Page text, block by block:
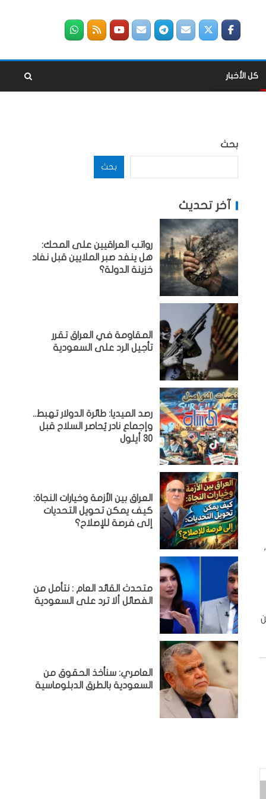
كل الأخبار
بحث
بحث
آخر تحديث
رواتب العراقيين على المحك:
هل ينفد صبر الملايين قبل نفاد
خزينة الدولة؟
المقاومة في العراق تقرر
تأجيل الرد على السعودية
رصد الميديا: طائرة الدولار تهبط..
وإجماع نادر يُحاصر السلاح قبل
30 أيلول
العراق بين الأزمة وخيارات النجاة:
كيف يمكن تحويل التحديات
إلى فرصة للإصلاح؟
متحدث القائد العام : نتأمل من
الفصائل ألا ترد على السعودية
العامري: سنأخذ الحقوق من
السعودية بالطرق الدبلوماسية